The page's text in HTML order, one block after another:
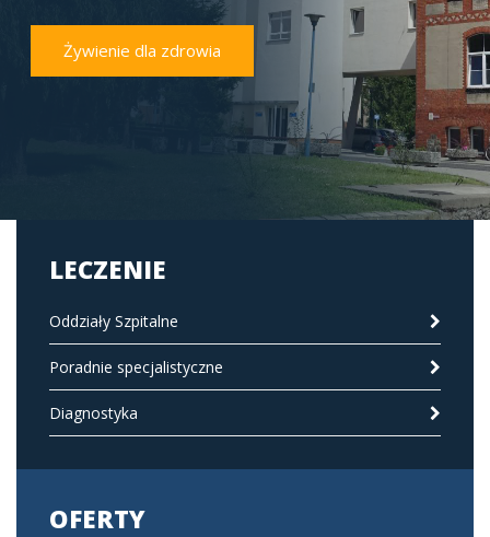
Żywienie dla zdrowia
LECZENIE
Oddziały Szpitalne
Poradnie specjalistyczne
Diagnostyka
OFERTY